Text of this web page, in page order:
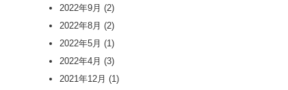
2022年9月 (2)
2022年8月 (2)
2022年5月 (1)
2022年4月 (3)
2021年12月 (1)